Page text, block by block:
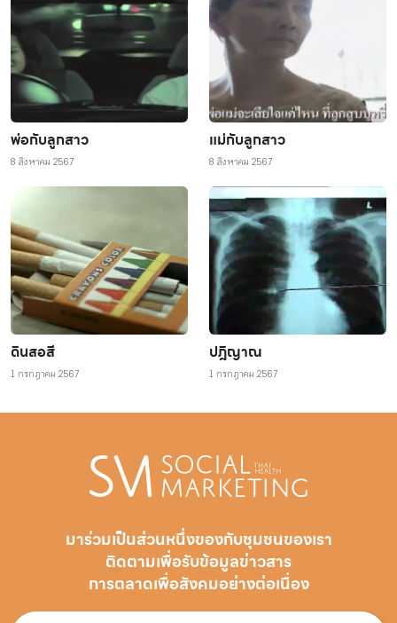
พ่อกับลูกสาว
8 สิงหาคม 2567
แม่กับลูกสาว
8 สิงหาคม 2567
ดินสอสี
1 กรกฎาคม 2567
ปฎิญาณ
1 กรกฎาคม 2567
มาร่วมเป็นส่วนหนึ่งของกับชุมชนของเรา
ติดตามเพื่อรับข้อมูลข่าวสาร
การตลาดเพื่อสังคมอย่างต่อเนื่อง